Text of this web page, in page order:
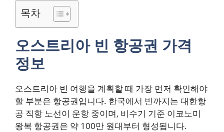
목차
오스트리아 빈 항공권 가격
정보
오스트리아 빈 여행을 계획할 때 가장 먼저 확인해야
할 부분은 항공권입니다. 한국에서 빈까지는 대한항
공 직항 노선이 운항 중이며, 비수기 기준 이코노미
왕복 항공권은 약 100만 원대부터 형성됩니다.